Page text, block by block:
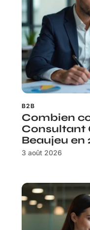
B2B
Combien
Consultant
Beaujeu en
3 août 2026